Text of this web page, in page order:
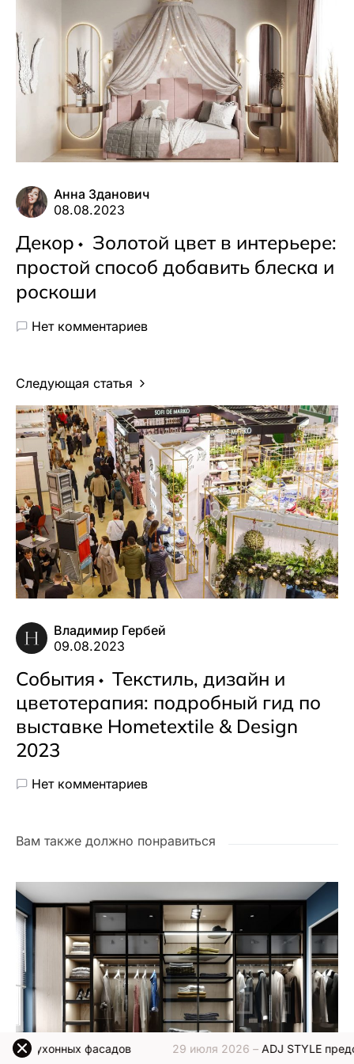
Анна Зданович
08.08.2023
Декор
Золотой цвет в интерьере:
простой способ добавить блеска и
роскоши
Нет комментариев
Следующая статья
Владимир Гербей
09.08.2023
События
Текстиль, дизайн и
цветотерапия: подробный гид по
выставке Hometextile & Design
2023
Нет комментариев
Вам также должно понравиться
фасадов 29 июля 2026 –ADJ STYLE представляет